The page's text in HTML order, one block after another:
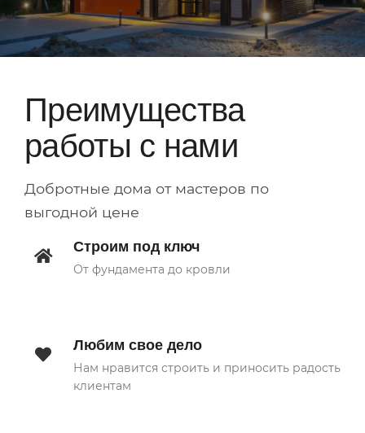
Преимущества
работы с нами
Добротные дома от мастеров по
выгодной цене
Строим под ключ
От фундамента до кровли
Любим свое дело
Нам нравится строить и приносить радость
клиентам